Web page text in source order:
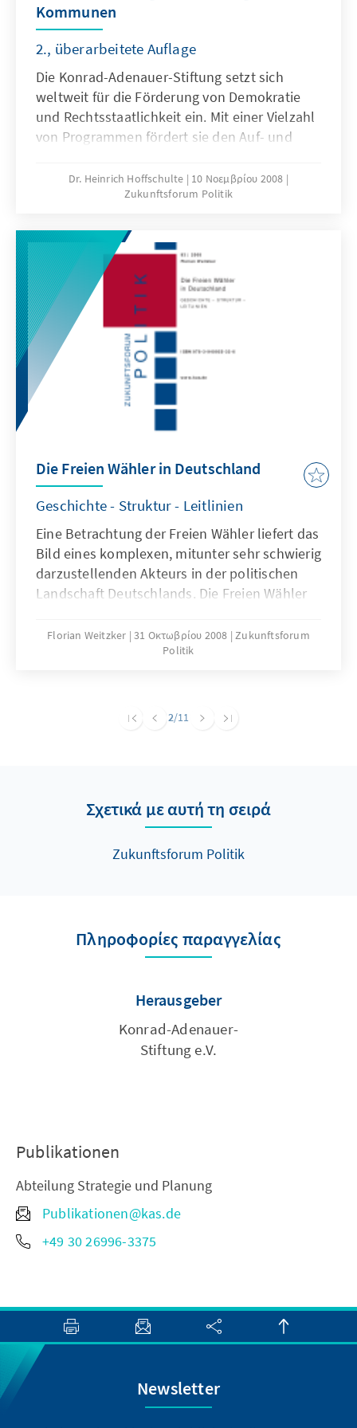
Kommunen
2., überarbeitete Auflage
Die Konrad-Adenauer-Stiftung setzt sich
weltweit für die Förderung von Demokratie
und Rechtsstaatlichkeit ein. Mit einer Vielzahl
von Programmen fördert sie den Auf- und
regionalen Verwaltungsstrukturen. Die
Verbreitung der Grundsätze der christlichen
immanent gehört – ist ihr Ziel. Seit 1999
begleitet die Stiftung den Entwurf einer
Weltcharta der kommunalen
Selbstverantwortung. Mit der vorliegenden
Publikation stellt sie die Entstehung dieser
UNO-Leitlinien dar. Im Anhang werden die
Leitlinien im englischen Original und in
deutscher Übersetzung wiedergegeben.
Dr. Heinrich Hoffschulte
10 Νοεμβρίου 2008
Zukunftsforum Politik
Die Freien Wähler in Deutschland
Geschichte - Struktur - Leitlinien
Eine Betrachtung der Freien Wähler liefert das
Bild eines komplexen, mitunter sehr schwierig
darzustellenden Akteurs in der politischen
Landschaft Deutschlands. Die Freien Wähler
Bayerischen Landtag erstmals einen
zählbaren Erfolg auf Landesebene erzielen
Obgleich ein bisher wenig wahrgenommener
Überblick und einen Einstieg in die Thematik.
Florian Weitzker 31 Οκτωβρίου 2008 Zukunftsforum
Politik
2/11
Σχετικά με αυτή τη σειρά
Zukunftsforum Politik
Πληροφορίες παραγγελίας
Herausgeber
Konrad-Adenauer-
Stiftung e.V.
Publikationen
Abteilung Strategie und Planung
Publikationen@kas.de
+49 30 26996-3375
Newsletter